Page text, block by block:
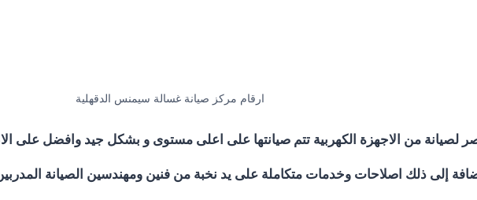
ارقام مركز صيانة غسالة سيمنس الدقهلية
لصيانة من الاجهزة الكهربية تتم صيانتها على اعلى مستوى و بشكل جيد وافضل على
إلى ذلك اصلاحات وخدمات متكاملة على يد نخبة من فنين ومهندسين الصيانة